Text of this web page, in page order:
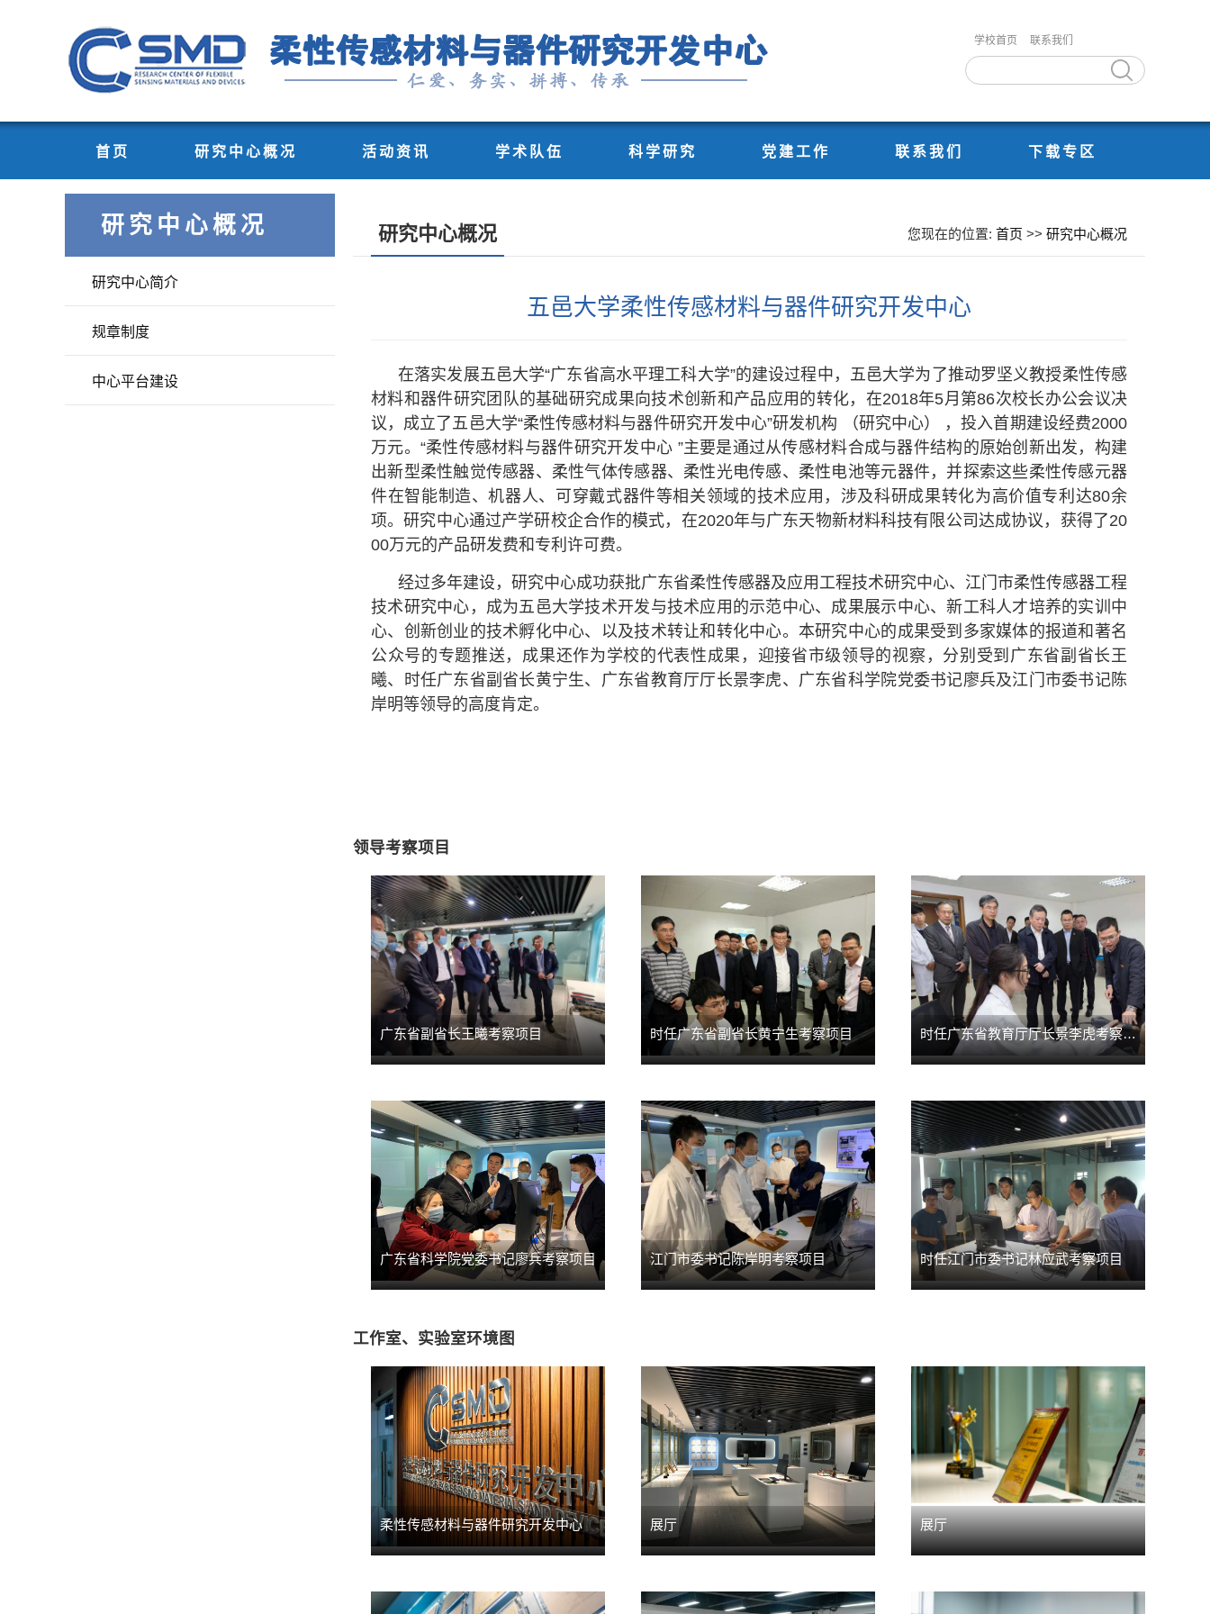
学校首页 联系我们
首页 研究中心概况 活动资讯 学术队伍 科学研究 党建工作 联系我们 下载专区
研究中心概况
研究中心简介
规章制度
中心平台建设
研究中心概况 您现在的位置: 首页 >> 研究中心概况
五邑大学柔性传感材料与器件研究开发中心
在落实发展五邑大学“广东省高水平理工科大学”的建设过程中，五邑大学为了推动罗坚义教授柔性传感
材料和器件研究团队的基础研究成果向技术创新和产品应用的转化，在2018年5月第86次校长办公会议决
议，成立了五邑大学“柔性传感材料与器件研究开发中心”研发机构 （研究中心） ，投入首期建设经费2000
万元。“柔性传感材料与器件研究开发中心 ”主要是通过从传感材料合成与器件结构的原始创新出发，构建
出新型柔性触觉传感器、柔性气体传感器、柔性光电传感、柔性电池等元器件，并探索这些柔性传感元器
件在智能制造、机器人、可穿戴式器件等相关领域的技术应用，涉及科研成果转化为高价值专利达80余
项。研究中心通过产学研校企合作的模式，在2020年与广东天物新材料科技有限公司达成协议，获得了20
00万元的产品研发费和专利许可费。
经过多年建设，研究中心成功获批广东省柔性传感器及应用工程技术研究中心、江门市柔性传感器工程
技术研究中心，成为五邑大学技术开发与技术应用的示范中心、成果展示中心、新工科人才培养的实训中
心、创新创业的技术孵化中心、以及技术转让和转化中心。本研究中心的成果受到多家媒体的报道和著名
公众号的专题推送，成果还作为学校的代表性成果，迎接省市级领导的视察，分别受到广东省副省长王
曦、时任广东省副省长黄宁生、广东省教育厅厅长景李虎、广东省科学院党委书记廖兵及江门市委书记陈
岸明等领导的高度肯定。
领导考察项目
广东省副省长王曦考察项目 时任广东省副省长黄宁生考察项目 时任广东省教育厅厅长景李虎考察项目
广东省科学院党委书记廖兵考察项目 江门市委书记陈岸明考察项目 时任江门市委书记林应武考察项目
工作室、实验室环境图
柔性传感材料与器件研究开发中心 展厅 展厅